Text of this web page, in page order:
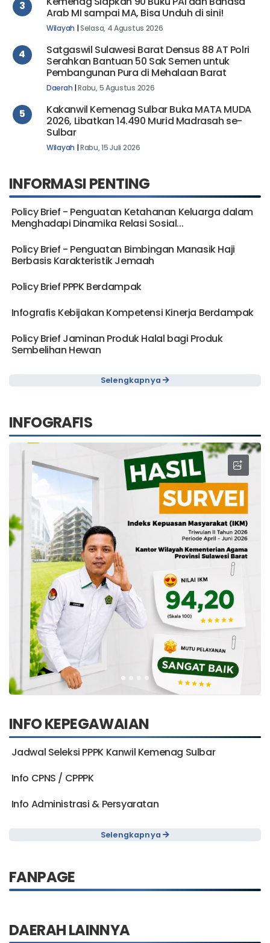
3
Kemenag Siapkan 90 Buku PAI dan Bahasa
Arab MI sampai MA, Bisa Unduh di sini!
Wilayah |Selasa, 4 Agustus 2026
4
Satgaswil Sulawesi Barat Densus 88 AT Polri
Serahkan Bantuan 50 Sak Semen untuk
Pembangunan Pura di Mehalaan Barat
Daerah |Rabu, 5 Agustus 2026
5
Kakanwil Kemenag Sulbar Buka MATA MUDA
2026, Libatkan 14.490 Murid Madrasah se-
Sulbar
Wilayah |Rabu, 15 Juli 2026
INFORMASI PENTING
Policy Brief - Penguatan Ketahanan Keluarga dalam
Menghadapi Dinamika Relasi Sosial...
Policy Brief - Penguatan Bimbingan Manasik Haji
Berbasis Karakteristik Jemaah
Policy Brief PPPK Berdampak
Infografis Kebijakan Kompetensi Kinerja Berdampak
Policy Brief Jaminan Produk Halal bagi Produk
Sembelihan Hewan
Selengkapnya
INFOGRAFIS
INFO KEPEGAWAIAN
Jadwal Seleksi PPPK Kanwil Kemenag Sulbar
Info CPNS / CPPPK
Info Administrasi & Persyaratan
Selengkapnya
FANPAGE
DAERAH LAINNYA